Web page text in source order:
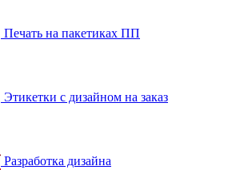
Печать на пакетиках ПП
Этикетки с дизайном на заказ
Разработка дизайна